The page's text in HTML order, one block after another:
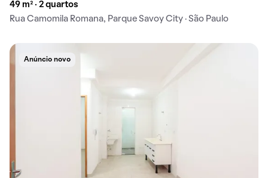
49 m² · 2 quartos
Rua Camomila Romana, Parque Savoy City · São Paulo
Anúncio novo